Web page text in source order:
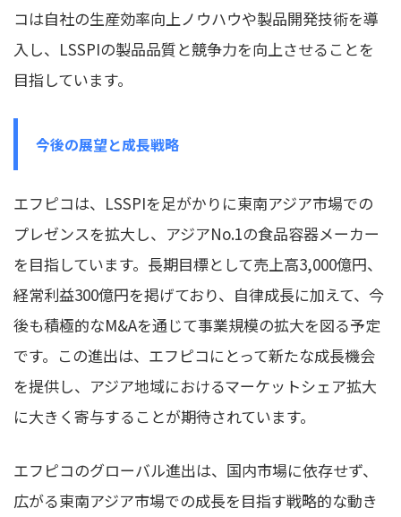
コは自社の生産効率向上ノウハウや製品開発技術を導
入し、LSSPIの製品品質と競争力を向上させることを
目指しています。
今後の展望と成長戦略
エフピコは、LSSPIを足がかりに東南アジア市場での
プレゼンスを拡大し、アジアNo.1の食品容器メーカー
を目指しています。長期目標として売上高3,000億円、
経常利益300億円を掲げており、自律成長に加えて、今
後も積極的なM&Aを通じて事業規模の拡大を図る予定
です。この進出は、エフピコにとって新たな成長機会
を提供し、アジア地域におけるマーケットシェア拡大
に大きく寄与することが期待されています。
エフピコのグローバル進出は、国内市場に依存せず、
広がる東南アジア市場での成長を目指す戦略的な動き